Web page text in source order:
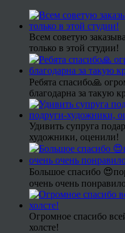
Всем советую
только в этой студии!
Ребята спасибо🙏
благодарна за такую
Удивить супруга
художники, оценили!
Большое спасибо
очень очень
Огромное спасибо
холсте!